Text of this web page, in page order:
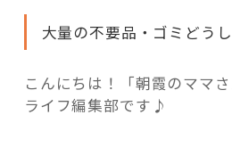
これからの暮らし
不
品！
そ
ん
大量の不要品・ゴミどうし
こんにちは！「朝霞のママ
ライフ編集部です♪